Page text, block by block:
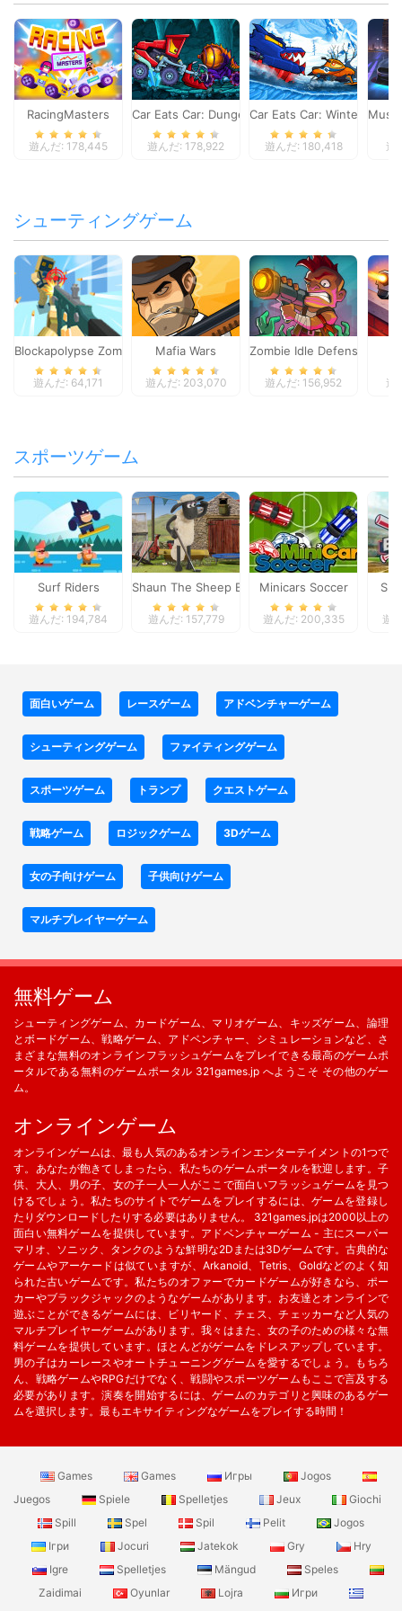
RacingMasters
遊んだ: 178,445
Car Eats Car: Dungeon Adventure
遊んだ: 178,922
Car Eats Car: Winter
遊んだ: 180,418 遊
シューティングゲーム
Blockapolypse Zombie Shooter
遊んだ: 64,171
Mafia Wars
遊んだ: 203,070
Zombie Idle Defense
遊んだ: 156,952 遊
スポーツゲーム
Surf Riders
遊んだ: 194,784
Shaun The Sheep Baahmy Golf
遊んだ: 157,779
Minicars Soccer
遊んだ: 200,335 遊
面白いゲーム レースゲーム アドベンチャーゲーム
シューティングゲーム ファイティングゲーム
スポーツゲーム トランプ クエストゲーム
戦略ゲーム ロジックゲーム 3Dゲーム
女の子向けゲーム 子供向けゲーム
マルチプレイヤーゲーム
無料ゲーム
シューティングゲーム、カードゲーム、マリオゲーム、キッズゲーム、論理
とボードゲーム、戦略ゲーム、アドベンチャー、シミュレーションなど、さ
まざまな無料のオンラインフラッシュゲームをプレイできる最高のゲームポ
ータルである無料のゲームポータル 321games.jp へようこそ その他のゲー
ム。
オンラインゲーム
オンラインゲームは、最も人気のあるオンラインエンターテイメントの1つで
す。あなたが飽きてしまったら、私たちのゲームポータルを歓迎します。子
供、大人、男の子、女の子一人一人がここで面白いフラッシュゲームを見つ
けるでしょう。私たちのサイトでゲームをプレイするには、ゲームを登録し
たりダウンロードしたりする必要はありません。 321games.jpは2000以上の
面白い無料ゲームを提供しています。アドベンチャーゲーム - 主にスーパー
マリオ、ソニック、タンクのような鮮明な2Dまたは3Dゲームです。古典的な
ゲームやアーケードは似ていますが、Arkanoid、Tetris、Goldなどのよく知
られた古いゲームです。私たちのオファーでカードゲームが好きなら、ポー
カーやブラックジャックのようなゲームがあります。お友達とオンラインで
遊ぶことができるゲームには、ビリヤード、チェス、チェッカーなど人気の
マルチプレイヤーゲームがあります。我々はまた、女の子のための様々な無
料ゲームを提供しています。ほとんどがゲームをドレスアップしています。
男の子はカーレースやオートチューニングゲームを愛するでしょう。もちろ
ん、戦略ゲームやRPGだけでなく、戦闘やスポーツゲームもここで言及する
必要があります。演奏を開始するには、ゲームのカテゴリと興味のあるゲー
ムを選択します。最もエキサイティングなゲームをプレイする時間！
Games Games Игры
Jogos
Juegos
Spiele Spelletjes Jeux
Giochi
Spill
Spel Spil Pelit
Jogos
Ігри
Jocuri Jatekok Gry
Hry
Igre
Spelletjes Mängud
Speles
Zaidimai
Oyunlar Lojra
Игри